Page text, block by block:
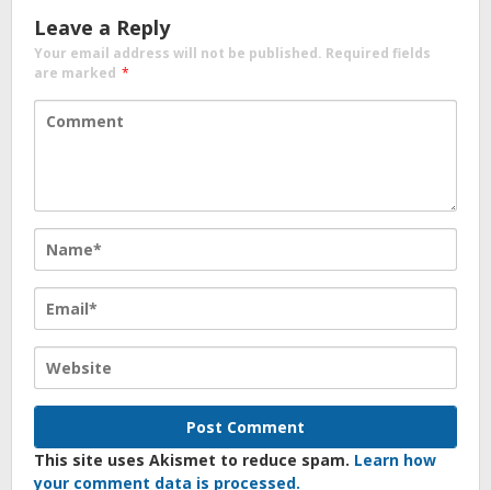
Leave a Reply
Your email address will not be published. Required fields
are marked *
This site uses Akismet to reduce spam. Learn how
your comment data is processed.